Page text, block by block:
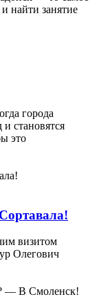
найти занятие
города
становятся
это
визитом
Олегович